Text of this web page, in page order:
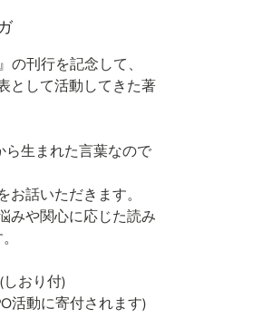
の刊行を記念して、
として活動してきた著
ら生まれた言葉なので
話いただきます。
みや関心に応じた読み
(しおり付)
活動に寄付されます)